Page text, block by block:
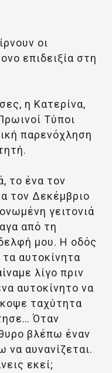
οι
επιδειξία στη
η Κατερίνα,
Τύποι
παρενόχληση
το ένα τον
τον Δεκέμβριο
γειτονιά
από τη
μου. Η οδός
τα αυτοκίνητα
λίγο πριν
αυτοκίνητο να
ταχύτητα
Όταν
βλέπω έναν
να αυνανίζεται.
εκεί;